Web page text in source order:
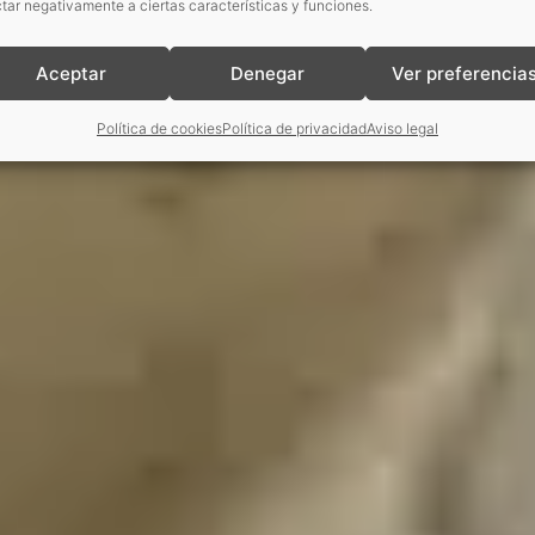
negativamente a ciertas características y funciones.
Aceptar Denegar Ver
Política de cookiesPolítica de privacidadAviso legal